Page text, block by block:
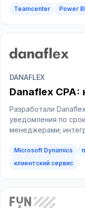
корпоративный портал
Teamcenter Power BI
DANAFLEX
Danaflex CPA:
Разработали
уведомления по
менеджерами;
Microsoft Dynamics
клиентский сервис
обратная связь HR
оценка 360 HRTech
руководители